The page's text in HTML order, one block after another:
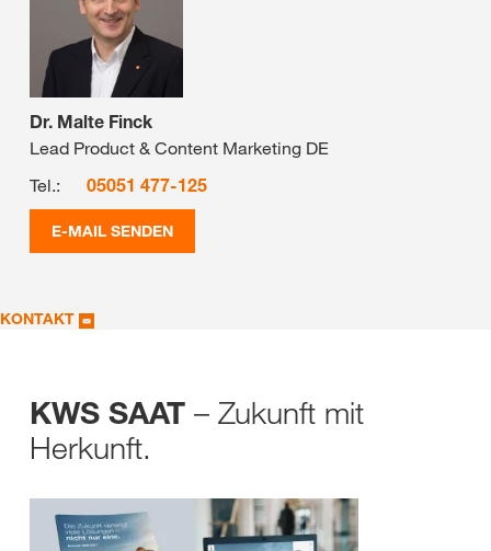
Dr. Malte Finck
Lead Product & Content Marketing DE
Tel.:
05051 477-125
E-MAIL SENDEN
KONTAKT
KWS SAAT – Zukunft mit
Herkunft.